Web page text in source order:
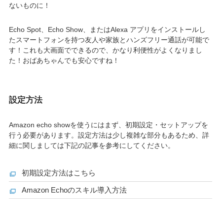
ないものに！
Echo Spot、Echo Show、またはAlexa アプリをインストールし
たスマートフォンを持つ友人や家族とハンズフリー通話が可能で
す！これも大画面でできるので、かなり利便性がよくなりまし
た！おばあちゃんでも安心ですね！
設定方法
Amazon echo showを使うにはまず、初期設定・セットアップを
行う必要があります。設定方法は少し複雑な部分もあるため、詳
細に関しましては下記の記事を参考にしてください。
初期設定方法はこちら
Amazon Echoのスキル導入方法